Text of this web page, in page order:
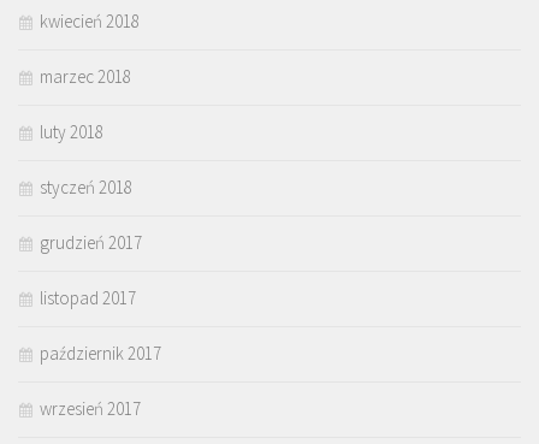
kwiecień 2018
marzec 2018
luty 2018
styczeń 2018
grudzień 2017
listopad 2017
październik 2017
wrzesień 2017